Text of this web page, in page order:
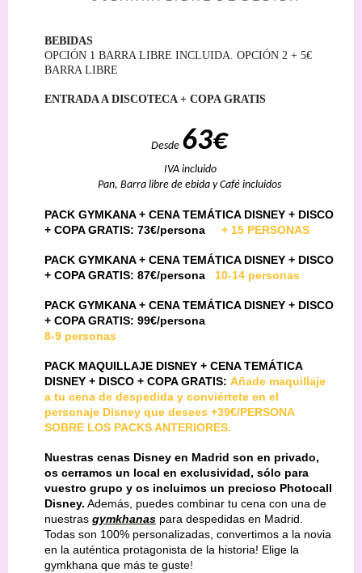
BEBIDAS
OPCIÓN 1 BARRA LIBRE INCLUIDA. OPCIÓN 2 + 5€
BARRA LIBRE
ENTRADA A DISCOTECA + COPA GRATIS
Desde 63€
IVA incluido
Pan, Barra libre de ebida y Café incluidos
PACK GYMKANA + CENA TEMÁTICA DISNEY + DISCO
+ COPA GRATIS: 73€/persona + 15 PERSONAS
PACK GYMKANA + CENA TEMÁTICA DISNEY + DISCO
+ COPA GRATIS: 87€/persona 10-14 personas
PACK GYMKANA + CENA TEMÁTICA DISNEY + DISCO
+ COPA GRATIS: 99€/persona
8-9 personas
PACK MAQUILLAJE DISNEY + CENA TEMÁTICA
DISNEY + DISCO + COPA GRATIS: Añade maquillaje
a tu cena de despedida y conviértete en el
personaje Disney que desees +39€/PERSONA
SOBRE LOS PACKS ANTERIORES.
Nuestras cenas Disney en Madrid son en privado,
os cerramos un local en exclusividad, sólo para
vuestro grupo y os incluimos un precioso Photocall
Disney. Además, puedes combinar tu cena con una de
nuestras gymkhanas para despedidas en Madrid.
Todas son 100% personalizadas, convertimos a la novia
en la auténtica protagonista de la historia! Elige la
gymkhana que más te guste!